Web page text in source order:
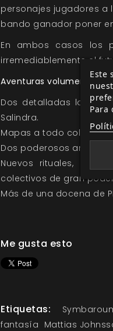
personajes jugadores a
bando ganador poner
En ambos casos los
irremediablemente el
Aventuras volumen II
Dos detalladas
Salindra.
Mapas a todo color de
Dos poderosos
Nuevos rituales,
colectivos de gran
Más de una docena de
Me gusta esto
Etiquetas:
fantasía Mattias
Este
Para